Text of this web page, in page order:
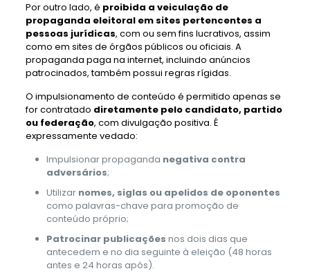
Por outro lado, é proibida a veiculação de
propaganda eleitoral em sites pertencentes a
pessoas jurídicas, com ou sem fins lucrativos, assim
como em sites de órgãos públicos ou oficiais. A
propaganda paga na internet, incluindo anúncios
patrocinados, também possui regras rígidas.
O impulsionamento de conteúdo é permitido apenas se
for contratado diretamente pelo candidato, partido
ou federação, com divulgação positiva. É
expressamente vedado:
Impulsionar propaganda negativa contra
adversários;
Utilizar nomes, siglas ou apelidos de oponentes
como palavras-chave para promoção de
conteúdo próprio;
Patrocinar publicações nos dois dias que
antecedem e no dia seguinte à eleição (48 horas
antes e 24 horas após).